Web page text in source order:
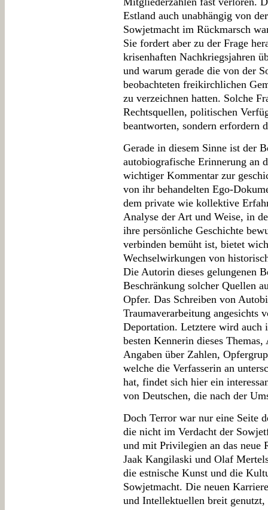
Estland auch unabhängig von
Sowjetmacht im Rückmarsch
Sie fordert aber zu der Frage
krisenhaften Nachkriegsjahren
und warum gerade die von der
beobachteten freikirchlichen
zu verzeichnen hatten. Solche
Rechtsquellen, politischen
beantworten, sondern erfordern
Gerade in diesem Sinne ist der
autobiografische Erinnerung an
wichtiger Kommentar zur
von ihr behandelten Ego-
dem private wie kollektive
Analyse der Art und Weise, in
ihre persönliche Geschichte
verbinden bemüht ist, bietet
Wechselwirkungen von
Die Autorin dieses gelungenen
Beschränkung solcher Quellen
Opfer. Das Schreiben von
Traumaverarbeitung angesichts
Deportation. Letztere wird auch
besten Kennerin dieses
Angaben über Zahlen,
welche die Verfasserin an
hat, findet sich hier ein
von Deutschen, die nach der
Doch Terror war nur eine Seite
die nicht im Verdacht der
und mit Privilegien an das neue
Jaak Kangilaski und Olaf
die estnische Kunst und die
Sowjetmacht. Die neuen
und Intellektuellen breit